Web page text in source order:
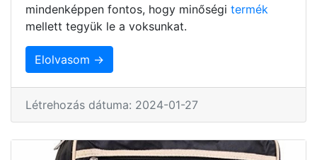
mindenképpen fontos, hogy minőségi termék
mellett tegyük le a voksunkat.
Elolvasom →
Létrehozás dátuma: 2024-01-27